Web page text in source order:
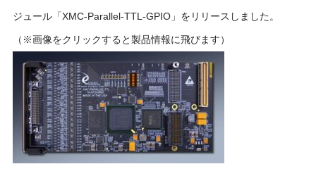
ジュール「XMC-Parallel-TTL-GPIO」をリリースしました。
（※画像をクリックすると製品情報に飛びます）